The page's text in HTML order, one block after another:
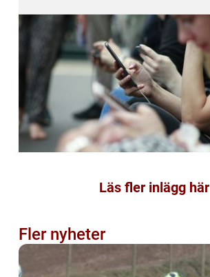
Läs fler inlägg här
Fler nyheter